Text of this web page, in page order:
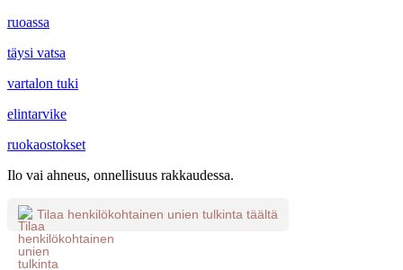
ruoassa
täysi vatsa
vartalon tuki
elintarvike
ruokaostokset
Ilo vai ahneus, onnellisuus rakkaudessa.
Tilaa henkilökohtainen unien tulkinta täältä